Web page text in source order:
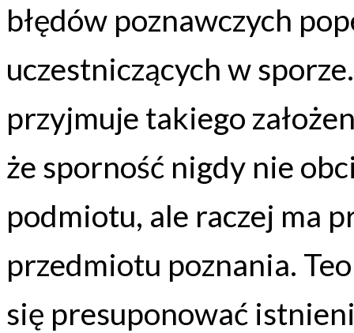
błędów poznawczych
uczestniczących w
przyjmuje takiego
że sporność nigdy nie
podmiotu, ale raczej ma
przedmiotu poznania.
się presuponować